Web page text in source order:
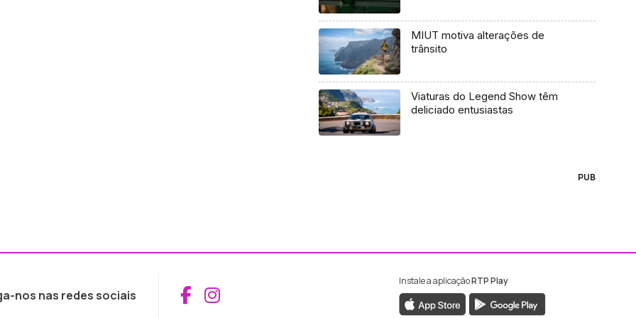
MIUT motiva alterações de
trânsito
Viaturas do Legend Show têm
deliciado entusiastas
PUB
nos nas redes sociais Aceder ao Facebook da RTP Madeira
Aceder ao Instagram da RTP Madeira
Instale a aplicaçãoRTP Play